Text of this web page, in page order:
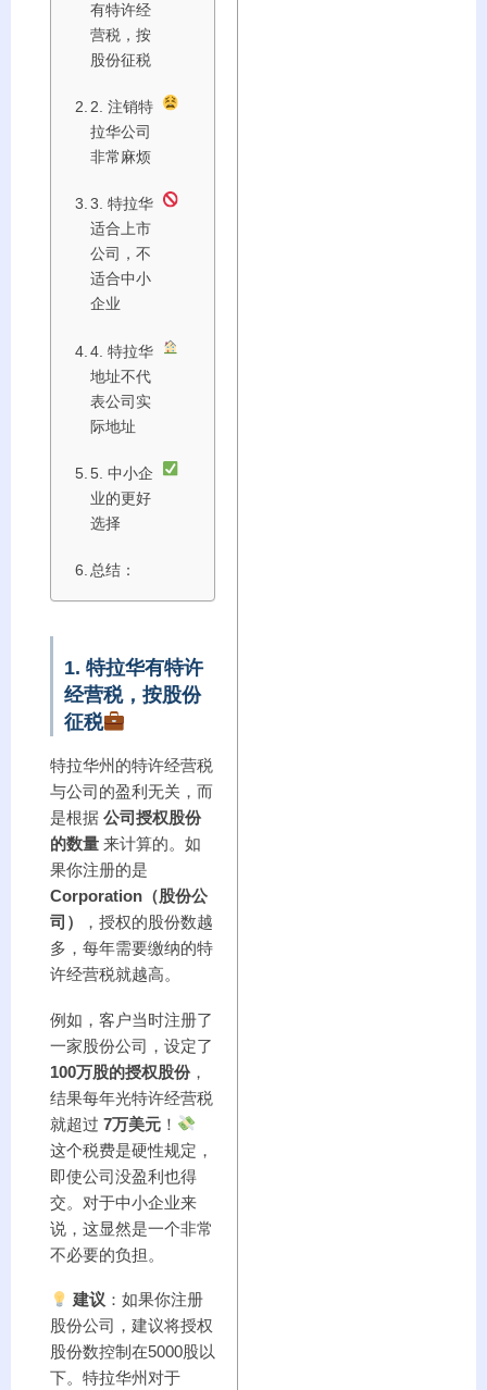
有特许经
营税，按
股份征税
2. 注销特
拉华公司
非常麻烦
3. 特拉华
适合上市
公司，不
适合中小
企业
4. 特拉华
地址不代
表公司实
际地址
5. 中小企
业的更好
选择
总结：
1. 特拉华有特许
经营税，按股份
征税
特拉华州的特许经营税
与公司的盈利无关，而
是根据 公司授权股份
的数量 来计算的。如
果你注册的是
Corporation（股份公
司）
，授权的股份数越
多，每年需要缴纳的特
许经营税就越高。
例如，客户当时注册了
一家股份公司，设定了
100万股的授权股份，
结果每年光特许经营税
就超过 7万美元 ！
这个税费是硬性规定，
即使公司没盈利也得
交。对于中小企业来
说，这显然是一个非常
不必要的负担。
建议 ：如果你注册
股份公司，建议将授权
股份数控制在5000股以
下。特拉华州对于